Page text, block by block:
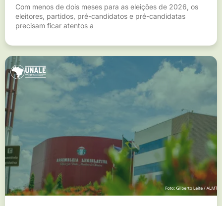
Com menos de dois meses para as eleições de 2026, os
eleitores, partidos, pré-candidatos e pré-candidatas
precisam ficar atentos a